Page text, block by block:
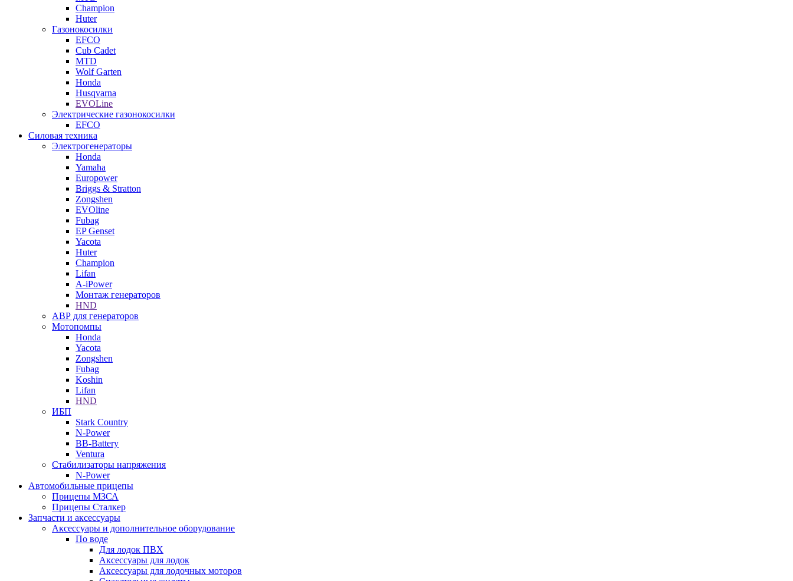
Champion
Huter
Газонокосилки
EFCO
Cub Cadet
MTD
Wolf Garten
Honda
Husqvarna
EVOLine
Электрические газонокосилки
EFCO
Силовая техника
Электрогенераторы
Honda
Yamaha
Europower
Briggs & Stratton
Zongshen
EVOline
Fubag
EP Genset
Yacota
Huter
Champion
Lifan
A-iPower
Монтаж генераторов
HND
АВР для генераторов
Мотопомпы
Honda
Yacota
Zongshen
Fubag
Koshin
Lifan
HND
ИБП
Stark Country
N-Power
BB-Battery
Ventura
Стабилизаторы напряжения
N-Power
Автомобильные прицепы
Прицепы МЗСА
Прицепы Сталкер
Запчасти и аксессуары
Аксессуары и дополнительное оборудование
По воде
Для лодок ПВХ
Аксессуары для лодок
Аксессуары для лодочных моторов